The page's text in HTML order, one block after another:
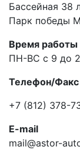
Бассейная 38
Парк победы
Время работы
ПН-ВС с 9 до
Телефон/Факс
+7 (812) 378-
E-mail
mail@astor-